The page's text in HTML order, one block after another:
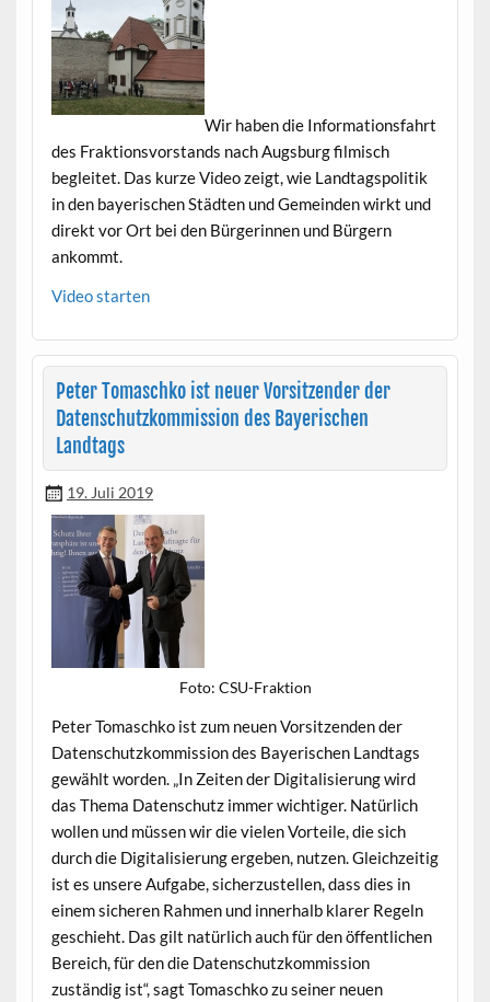
Wir haben die Infor­ma­tions­fahrt
des Frak­tionsvor­stands nach Augs­burg filmisch
begleit­et. Das kurze Video zeigt, wie Land­tagspoli­tik
in den bay­erischen Städten und Gemein­den wirkt und
direkt vor Ort bei den Bürg­erin­nen und Bürg­ern
ankommt.
Video starten
Peter Tomaschko ist neuer Vorsitzender der
Datenschutzkommission des Bayerischen
Landtags
19. Juli 2019
Foto: CSU-Frak­tion
Peter Tomaschko ist zum neuen Vor­sitzen­den der
Daten­schutzkom­mis­sion des Bay­erischen Land­tags
gewählt wor­den. „In Zeit­en der Dig­i­tal­isierung wird
das The­ma Daten­schutz immer wichtiger. Natür­lich
wollen und müssen wir die vie­len Vorteile, die sich
durch die Dig­i­tal­isierung ergeben, nutzen. Gle­ichzeit­ig
ist es unsere Auf­gabe, sicherzustellen, dass dies in
einem sicheren Rah­men und inner­halb klar­er Regeln
geschieht. Das gilt natür­lich auch für den öffentlichen
Bere­ich, für den die Daten­schutzkom­mis­sion
zuständig ist“, sagt Tomaschko zu sein­er neuen